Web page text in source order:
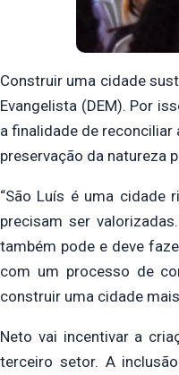
Construir uma cidade
Evangelista (DEM). Por
a finalidade de
preservação da natureza
“São Luís é uma cidade
precisam ser
também pode e deve
com um processo de
construir uma cidade
Neto vai incentivar a
terceiro setor. A